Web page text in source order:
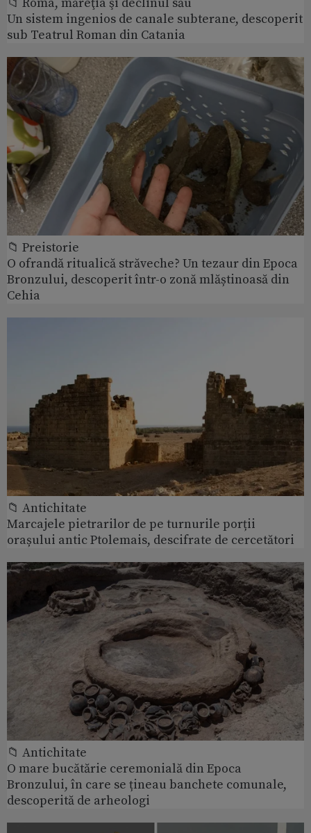
📁 Roma, măreţia şi declinul său
Un sistem ingenios de canale subterane, descoperit
sub Teatrul Roman din Catania
📁 Preistorie
O ofrandă ritualică străveche? Un tezaur din Epoca
Bronzului, descoperit într-o zonă mlăștinoasă din
Cehia
📁 Antichitate
Marcajele pietrarilor de pe turnurile porții
orașului antic Ptolemais, descifrate de cercetători
📁 Antichitate
O mare bucătărie ceremonială din Epoca
Bronzului, în care se țineau banchete comunale,
descoperită de arheologi